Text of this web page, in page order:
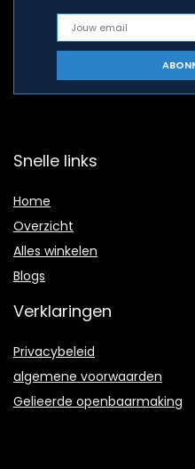
Snelle links
Home
Overzicht
Alles winkelen
Blogs
Verklaringen
Privacybeleid
algemene voorwaarden
Gelieerde openbaarmaking